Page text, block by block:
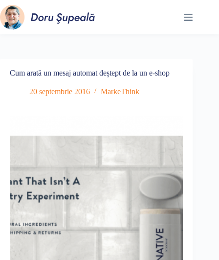
Sari
la
conținut
Cum arată un mesaj automat deștept de la un e-shop
20 septembrie 2016 MarkeThink